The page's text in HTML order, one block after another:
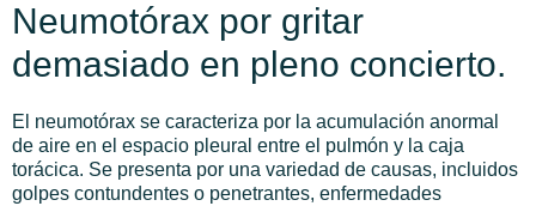
Neumotórax por gritar
demasiado en pleno concierto.
El neumotórax se caracteriza por la acumulación anormal
de aire en el espacio pleural entre el pulmón y la caja
torácica. Se presenta por una variedad de causas, incluidos
golpes contundentes o penetrantes, enfermedades